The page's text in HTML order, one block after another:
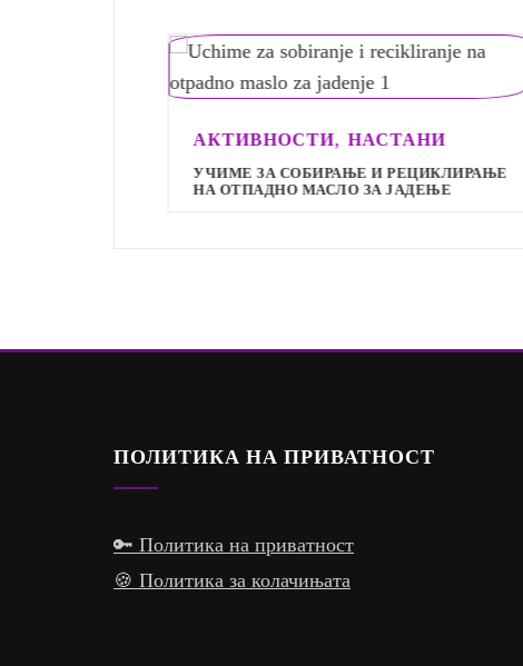
АКТИВНОСТИ,НАСТАНИ
УЧИМЕ ЗА СОБИРАЊЕ И РЕЦИКЛИРАЊЕ
НА ОТПАДНО МАСЛО ЗА ЈАДЕЊЕ
ПОЛИТИКА НА ПРИВАТНОСТ
🔑 Политика на приватност
🍪 Политика за колачињата